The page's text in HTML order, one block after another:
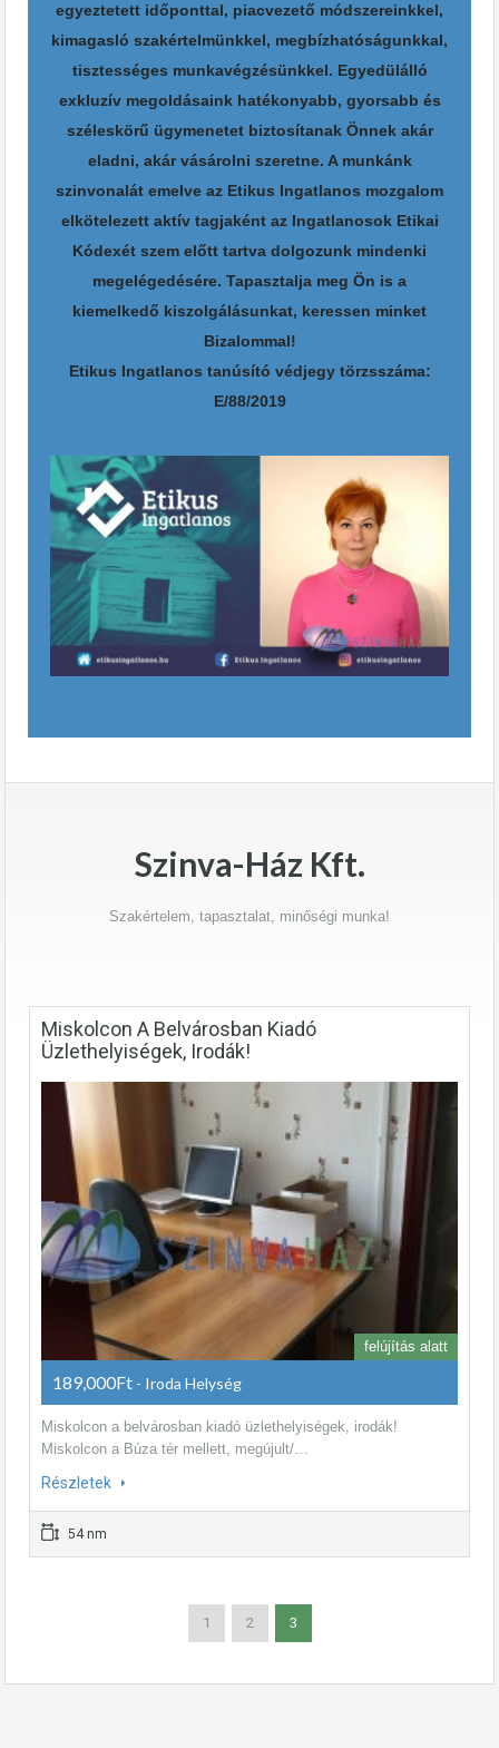
egyeztetett időponttal, piacvezető módszereinkkel,
kimagasló szakértelmünkkel, megbízhatóságunkkal,
tisztességes munkavégzésünkkel. Egyedülálló
exkluzív megoldásaink hatékonyabb, gyorsabb és
széleskörű ügymenetet biztosítanak Önnek akár
eladni, akár vásárolni szeretne. A munkánk
szinvonalát emelve az Etikus Ingatlanos mozgalom
elkötelezett aktív tagjaként az Ingatlanosok Etikai
Kódexét szem előtt tartva dolgozunk mindenki
megelégedésére. Tapasztalja meg Ön is a
kiemelkedő kiszolgálásunkat, keressen minket
Bizalommal!
Etikus Ingatlanos tanúsító védjegy törzsszáma:
E/88/2019
Szinva-Ház Kft.
Szakértelem, tapasztalat, minőségi munka!
Miskolcon A Belvárosban Kiadó
Üzlethelyiségek, Irodák!
felújítás alatt
189,000Ft - Iroda Helység
Miskolcon a belvárosban kiadó üzlethelyiségek, irodák!
Miskolcon a Búza tér mellett, megújult/…
Részletek
54 nm
1 2 3